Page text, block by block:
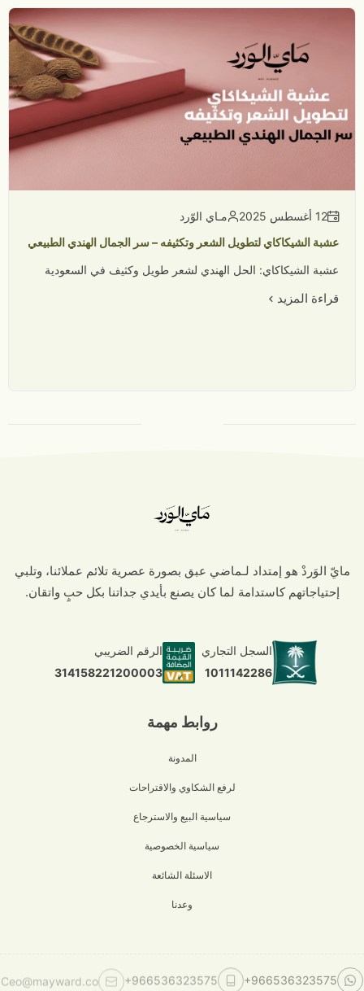
12 أغسطس 2025
مـاي الوّرد
عشبة الشيكاكاي لتطويل الشعر وتكثيفه – سر الجمال الهندي الطبيعي
عشبة الشيكاكاي: الحل الهندي لشعر طويل وكثيف في السعودية
قراءة المزيد
روابط مهمة
المدونة
لرفع الشكاوي والاقتراحات
سياسية البيع والاسترجاع
سياسية الخصوصية
الاسئلة الشائعة
وعدنا
مايّ الوَردْ هو إمتداد لـماضي عبق بصورة عصرية تلائم عملائنا، وتلبي
إحتياجاتهم كاستدامة لما كان يصنع بأيدي جداتنا بكل حبٍ واتقان.
السجل التجاري
1011142286
الرقم الضريبي
314158221200003
+966536323575
+966536323575
Ceo@mayward.co